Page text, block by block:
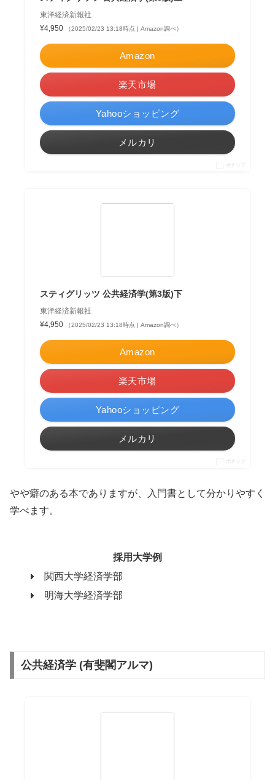
東洋経済新報社
¥4,950
（2025/02/23 13:18時点 | Amazon調べ）
Amazon
楽天市場
Yahooショッピング
メルカリ
ポチップ
スティグリッツ 公共経済学(第3版)下
東洋経済新報社
¥4,950
（2025/02/23 13:18時点 | Amazon調べ）
Amazon
楽天市場
Yahooショッピング
メルカリ
ポチップ
やや癖のある本でありますが、入門書として分かりやすく
学べます。
採用大学例
関西大学経済学部
明海大学経済学部
公共経済学 (有斐閣アルマ)